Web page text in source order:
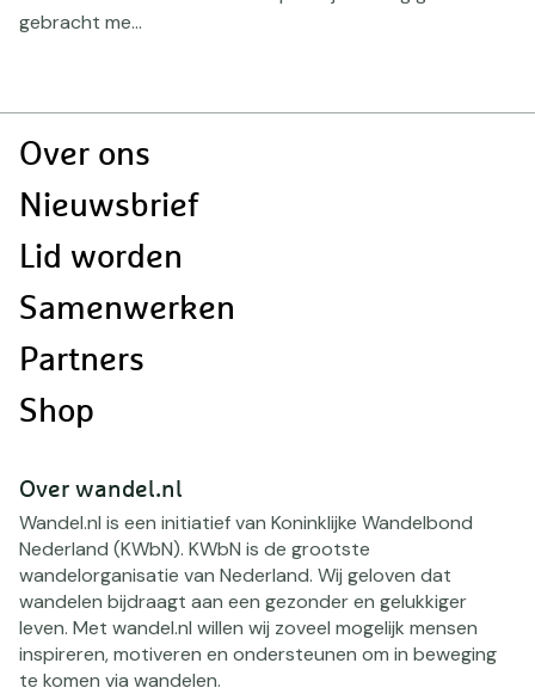
gebracht me...
Doormat
Over ons
Nieuwsbrief
Lid worden
Samenwerken
Partners
Shop
Over wandel.nl
Wandel.nl is een initiatief van Koninklijke Wandelbond
Nederland (KWbN). KWbN is de grootste
wandelorganisatie van Nederland. Wij geloven dat
wandelen bijdraagt aan een gezonder en gelukkiger
leven. Met wandel.nl willen wij zoveel mogelijk mensen
inspireren, motiveren en ondersteunen om in beweging
te komen via wandelen.